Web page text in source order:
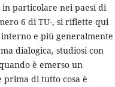
particolare nei paesi di
6 di TU-, si riflette qui
e più generalmente
dialogica, studiosi con
è emerso un
prima di tutto cosa è